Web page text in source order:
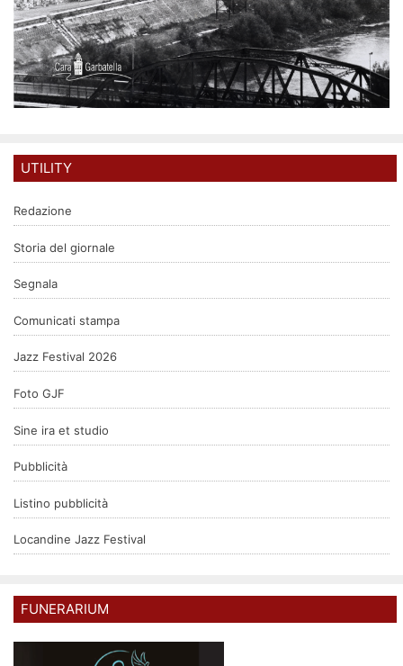
UTILITY
Redazione
Storia del giornale
Segnala
Comunicati stampa
Jazz Festival 2026
Foto GJF
Sine ira et studio
Pubblicità
Listino pubblicità
Locandine Jazz Festival
FUNERARIUM